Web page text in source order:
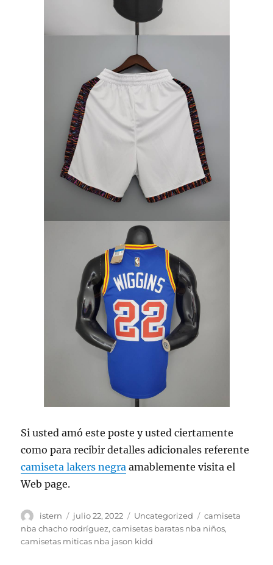
Si usted amó este poste y usted ciertamente
como para recibir detalles adicionales referente
camiseta lakers negra amablemente visita el
Web page.
Autor
istern
Publicado
el
julio 22, 2022 Categorías
Uncategorized Etiquetas
camiseta
nba chacho rodríguez,camisetas baratas nba niños,
camisetas miticas nba jason kidd